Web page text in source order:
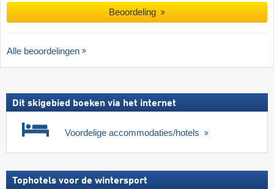
Beoordeling
Alle beoordelingen
Dit skigebied boeken via het internet
Voordelige accommodaties/hotels
Tophotels voor de wintersport